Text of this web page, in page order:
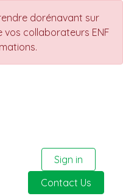
dorénavant sur
vos collaborateurs ENF
Sign in
Contact Us